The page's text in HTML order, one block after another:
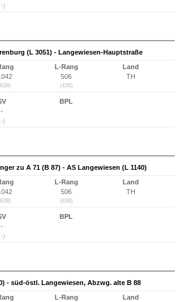
)
(L 3051) - Langewiesen-Hauptstraße
L-Rang
506
(436)
Land
TH
-
)
BPL
zu A 71 (B 87) - AS Langewiesen (L 1140)
L-Rang
506
(436)
Land
TH
-
)
BPL
- süd-östl. Langewiesen, Abzwg. alte B 88
L-Rang
Land